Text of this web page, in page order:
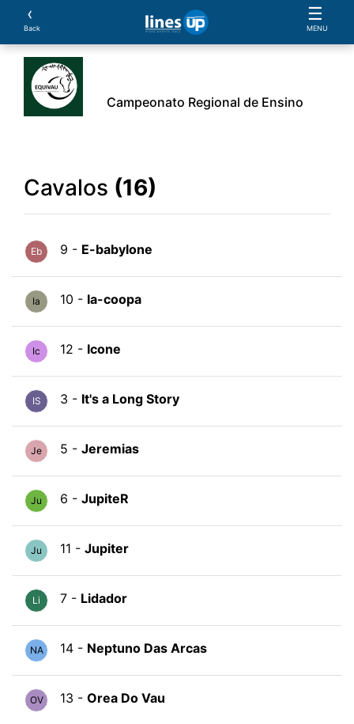
‹
Back
☰
MENU
Campeonato Regional de Ensino
Cavalos (16)
Eb 9 - E-babylone
Ia 10 - Ia-coopa
Ic 12 - Icone
IS 3 - It's a Long Story
Je 5 - Jeremias
Ju 6 - JupiteR
Ju 11 - Jupiter
Li 7 - Lidador
NA 14 - Neptuno Das Arcas
OV 13 - Orea Do Vau